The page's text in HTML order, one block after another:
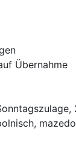
Übernahme